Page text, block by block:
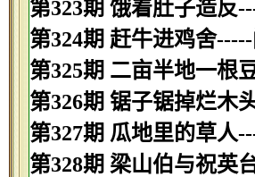
第323期 饿着肚子造反
第324期 赶牛进鸡舍
第325期 二亩半地一根
第326期 锯子锯掉烂木
第327期 瓜地里的草人
第328期 梁山伯与祝英